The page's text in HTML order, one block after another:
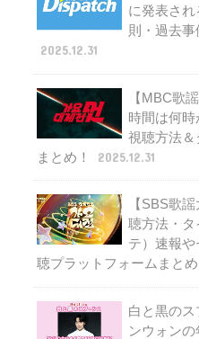
に発表さ
則・過去事
2025.12.31
【MBC歌
時間は何
視聴方法＆
まとめ！
2025.12.31
【SBS歌
聴方法・タ
テ）速報
聴プラットフォームまとめ
白と黒のス
ンウォン